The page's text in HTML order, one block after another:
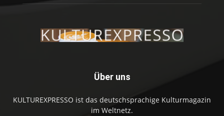
Über uns
KULTUREXPRESSO ist das deutschsprachige Kulturmagazin
im Weltnetz.